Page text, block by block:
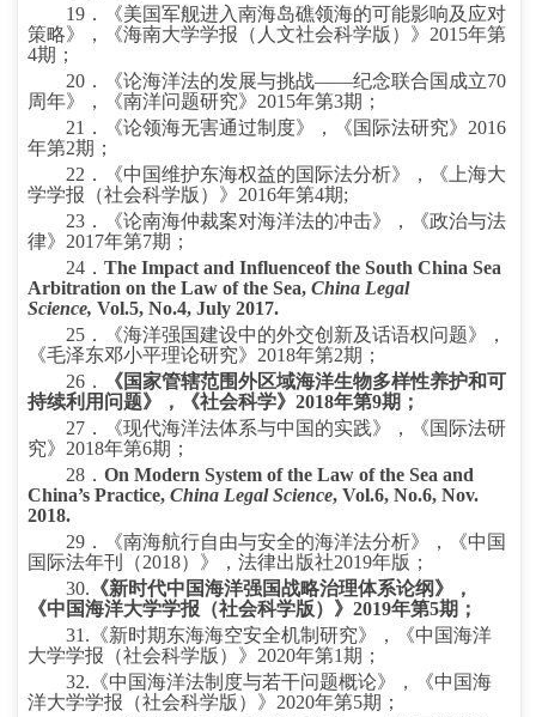
19 ．《美国军舰进入南海岛礁领海的可能影响及应对
策略》，《海南大学学报（人文社会科学版）》 2015年第
4期；
20 ．《论海洋法的发展与挑战——纪念联合国成立70
周年》，《南洋问题研究》 2015年第3期；
21 ．《论领海无害通过制度》，《国际法研究》 2016
年第2期；
22 ．《中国维护东海权益的国际法分析》，《上海大
学学报（社会科学版）》 2016年第4期;
23 ．《论南海仲裁案对海洋法的冲击》，《政治与法
律》 2017年第7期；
24 ．The Impact and Influenceof the South China Sea
Arbitration on the Law of the Sea,China Legal
Science, Vol.5, No.4, July 2017.
25 ．《海洋强国建设中的外交创新及话语权问题》，
《毛泽东邓小平理论研究》 2018年第2期；
26 ．
《国家管辖范围外区域海洋生物多样性养护和可
持续利用问题》，《社会科学》2018年第9期；
27 ．《现代海洋法体系与中国的实践》，《国际法研
究》 2018年第6期；
28 ．On Modern System of the Law of the Sea and
China’s Practice,China Legal Science, Vol.6, No.6, Nov.
2018.
29 ．《南海航行自由与安全的海洋法分析》，《中国
国际法年刊（2018）》，法律出版社2019年版；
30. 《新时代中国海洋强国战略治理体系论纲》，
《中国海洋大学学报（社会科学版）》2019年第5期；
31. 《新时期东海海空安全机制研究》，《中国海洋
大学学报（社会科学版）》 2020年第1期；
32. 《中国海洋法制度与若干问题概论》，《中国海
洋大学学报（社会科学版）》 2020年第5期；